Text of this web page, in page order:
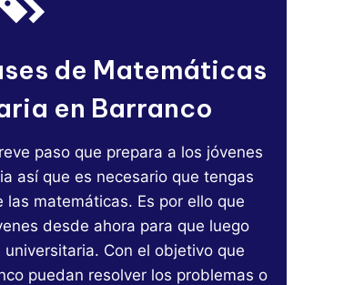
de Matemáticas
en Barranco
paso que prepara a los jóvenes
así que es necesario que tengas
matemáticas. Es por ello que
desde ahora para que luego
Con el objetivo que
puedan resolver los problemas o